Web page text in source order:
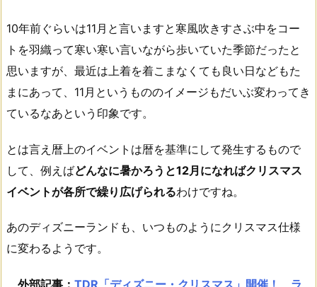
10年前ぐらいは11月と言いますと寒風吹きすさぶ中をコー
トを羽織って寒い寒い言いながら歩いていた季節だったと
思いますが、最近は上着を着こまなくても良い日などもた
まにあって、11月というもののイメージもだいぶ変わってき
ているなあという印象です。
とは言え暦上のイベントは暦を基準にして発生するもので
して、例えばどんなに暑かろうと12月になればクリスマス
イベントが各所で繰り広げられるわけですね。
あのディズニーランドも、いつものようにクリスマス仕様
に変わるようです。